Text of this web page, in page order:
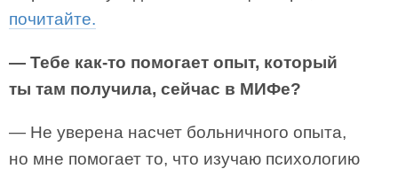
почитайте.
— Тебе как-то помогает опыт, который
ты там получила, сейчас в МИФе?
— Не уверена насчет больничного опыта,
но мне помогает то, что изучаю психологию